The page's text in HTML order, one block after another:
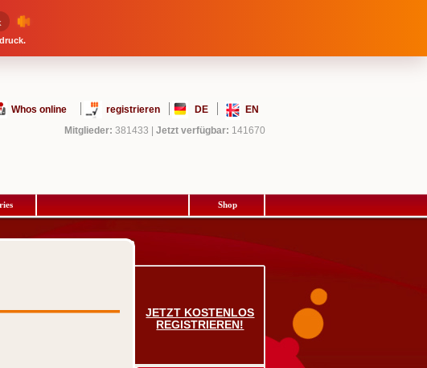
Whos online registrieren DE
EN
Mitglieder: 381433 Jetzt verfügbar: 141670
Shop
JETZT KOSTENLOS
REGISTRIEREN!